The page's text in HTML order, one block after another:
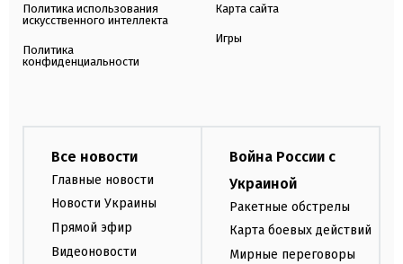
Политика использования
искусственного интеллекта
Политика
конфиденциальности
Карта сайта
Игры
Все новости
Главные новости
Новости Украины
Прямой эфир
Видеоновости
Война России с
Украиной
Ракетные обстрелы
Карта боевых действий
Мирные переговоры